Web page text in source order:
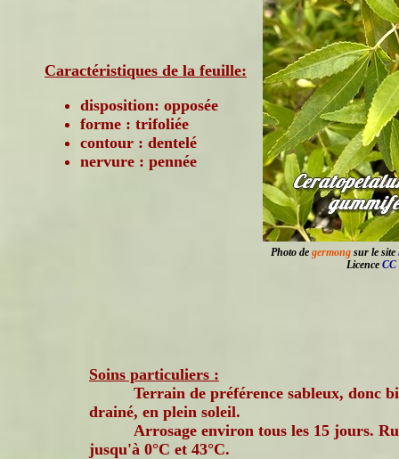
Photo de germong sur le site
Licence CC
Caractéristiques de la feuille:
disposition: opposée
forme : trifoliée
contour : dentelé
nervure : pennée
Soins particuliers :
Terrain de préférence sableux, donc
drainé, en plein soleil.
Arrosage environ tous les 15 jours.
jusqu'à 0°C et 43°C.